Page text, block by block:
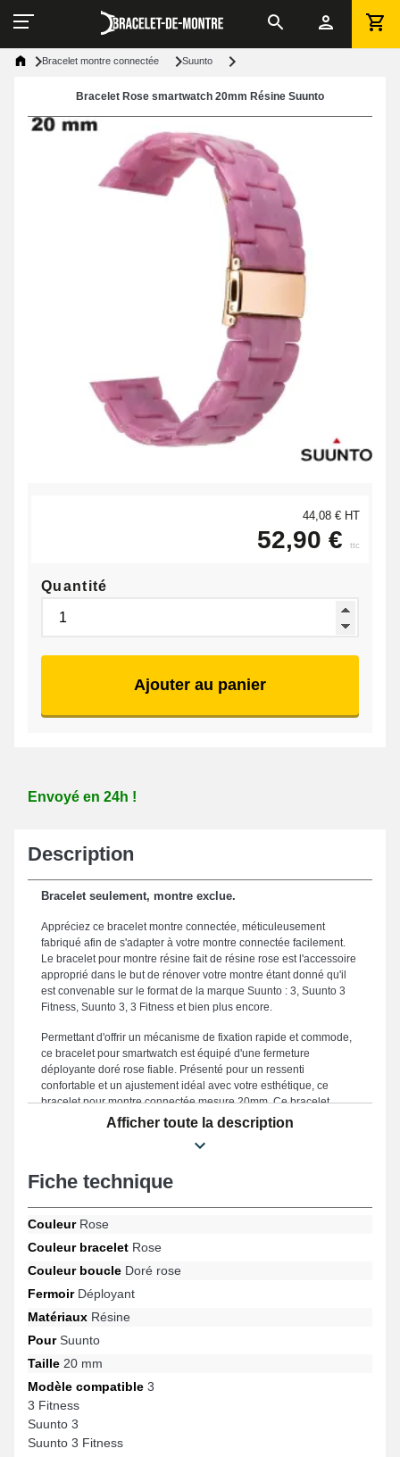
Bracelet montre connectée Suunto
Bracelet Rose smartwatch 20mm Résine Suunto
44,08 € HT
52,90 € ttc
Quantité
Ajouter au panier
Envoyé en 24h !
Description
Bracelet seulement, montre exclue.
Appréciez ce bracelet montre connectée, méticuleusement
fabriqué afin de s'adapter à votre montre connectée facilement.
Le bracelet pour montre résine fait de résine rose est l'accessoire
approprié dans le but de rénover votre montre étant donné qu'il
est convenable sur le format de la marque Suunto : 3, Suunto 3
Fitness, Suunto 3, 3 Fitness et bien plus encore.
Permettant d'offrir un mécanisme de fixation rapide et commode,
ce bracelet pour smartwatch est équipé d'une fermeture
déployante doré rose fiable. Présenté pour un ressenti
confortable et un ajustement idéal avec votre esthétique, ce
bracelet pour montre connectée mesure 20mm. Ce bracelet
montre connectée est apprécié grâce à sa fabrication
méticuleuse, qui en fait un choix idéal adapté à s'harmoniser
idéalement à votre look quotidien, tout en offrant un usage
et polyvalence dans le but de répondre aux attentes des
modèle de bracelet pour montre connectée dispose d'une
fermeture déployante fiable et est ajustable avec le format de
la marque Suunto. Par le biais de sa fabrication précise, cet
article Suunto se combine idéalement à une multitude de
références de la marque Suunto, garantissant un style raffiné
Afficher toute la description
Fiche technique
CouleurRose
Couleur bracelet Rose
Couleur boucle Doré rose
FermoirDéployant
Matériaux Résine
PourSuunto
Taille 20 mm
Modèle compatible 3
3 Fitness
Suunto 3
Suunto 3 Fitness